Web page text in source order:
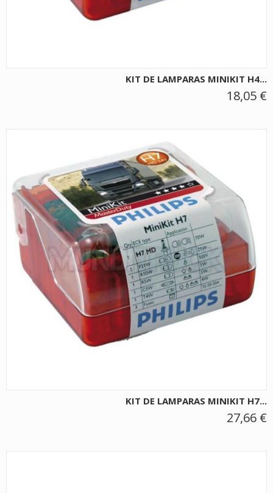
KIT DE LAMPARAS MINIKIT H4...
18,05 €
KIT DE LAMPARAS MINIKIT H7...
27,66 €